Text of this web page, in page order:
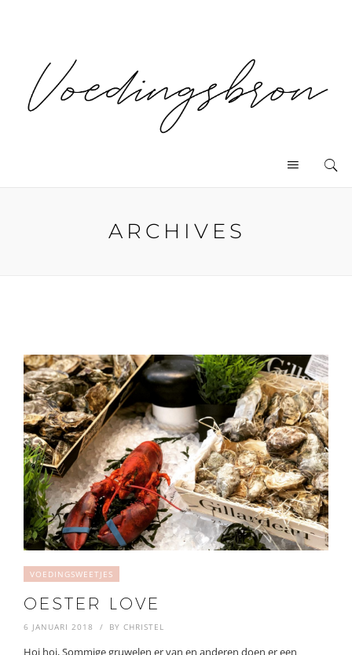
ARCHIVES
VOEDINGSWEETJES
OESTER LOVE
6 JANUARI 2018 BY CHRISTEL
Hoi hoi, Sommige gruwelen er van en anderen doen er een